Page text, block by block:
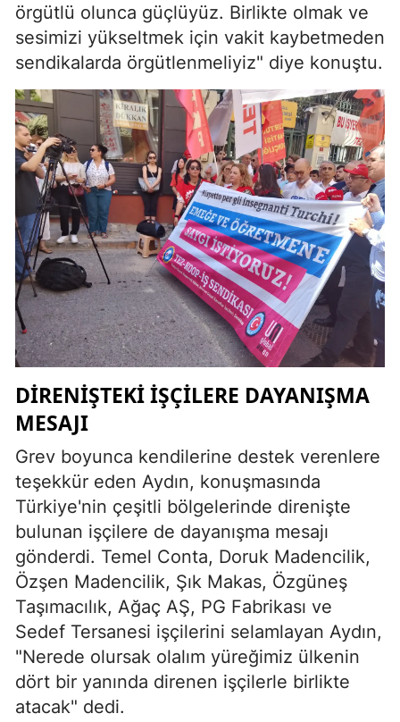
örgütlü olunca güçlüyüz. Birlikte olmak ve
sesimizi yükseltmek için vakit kaybetmeden
sendikalarda örgütlenmeliyiz" diye konuştu.
DIRENIŞTEKI IŞÇILERE DAYANIŞMA
MESAJI
Grev boyunca kendilerine destek verenlere
teşekkür eden Aydın, konuşmasında
Türkiye'nin çeşitli bölgelerinde direnişte
bulunan işçilere de dayanışma mesajı
gönderdi. Temel Conta, Doruk Madencilik,
Özşen Madencilik, Şık Makas, Özgüneş
Taşımacılık, Ağaç AŞ, PG Fabrikası ve
Sedef Tersanesi işçilerini selamlayan Aydın,
"Nerede olursak olalım yüreğimiz ülkenin
dört bir yanında direnen işçilerle birlikte
atacak" dedi.